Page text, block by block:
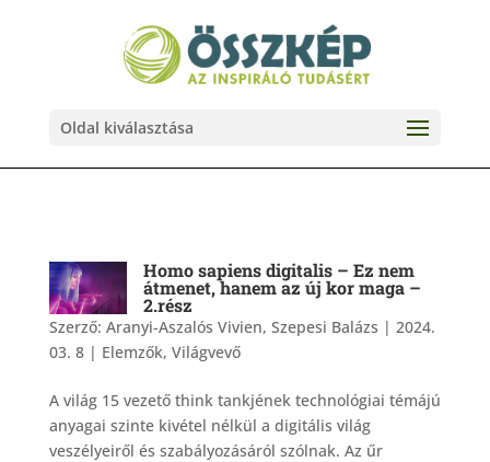
Oldal kiválasztása
Homo sapiens digitalis – Ez nem
átmenet, hanem az új kor maga –
2.rész
Szerző: Aranyi-Aszalós Vivien, Szepesi Balázs | 2024.
03. 8| Elemzők, Világvevő
A világ 15 vezető think tankjének technológiai témájú
anyagai szinte kivétel nélkül a digitális világ
veszélyeiről és szabályozásáról szólnak. Az űr